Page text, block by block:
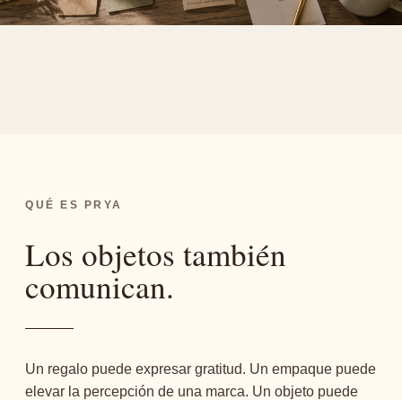
QUÉ ES PRYA
Los objetos también
comunican.
Un regalo puede expresar gratitud. Un empaque puede
elevar la percepción de una marca. Un objeto puede